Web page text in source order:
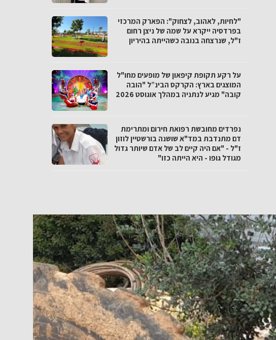
"לחיות, לאהוב, לצחוק": הפארק המרכזי
בפרדסיה ייקרא על שמה של ניצן רחום
ז"ל, שנרצחה בנובה כשהייתה בהיריון
על רקע תקופת קיפאון של מופעים מחו"ל
המוצגים בארץ: הקרקס הבינ”ל "הובה
קובה" מגיע לנתניה במהלך אוגוסט 2026
נפרדים מחובשת רפואת חירום ומתרימת
דם מתנדבת במד"א שושנה בורשטיין לוזון
ז"ל - "אם היה קיים לב של אדם שיותר גדול
מגודל גופו - היא הייתה כזו"